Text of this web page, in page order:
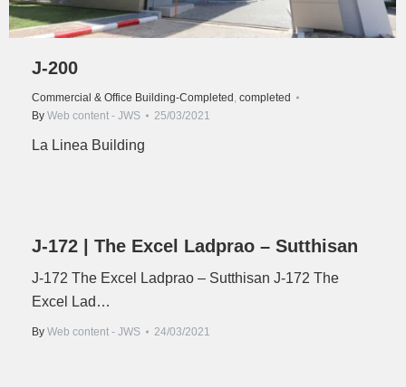
J-200
Commercial & Office Building-Completed, completed
By Web content - JWS 25/03/2021
La Linea Building
J-172 | The Excel Ladprao – Sutthisan
J-172 The Excel Ladprao – Sutthisan J-172 The
Excel Lad…
By Web content - JWS 24/03/2021